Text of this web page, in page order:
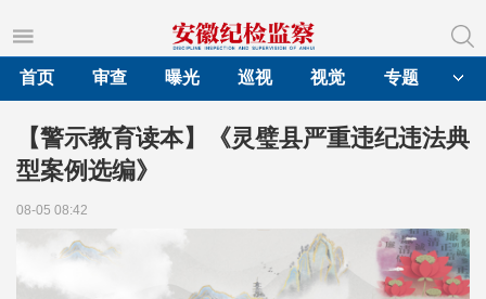
首页
审查 曝光 巡视 视觉 专题
【警示教育读本】《灵璧县严重违纪违法典
型案例选编》
08-05 08:42